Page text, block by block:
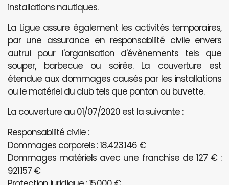
installations nautiques.
La Ligue assure également les activités temporaires,
par une assurance en responsabilité civile envers
autrui pour l'organisation d'évènements tels que
souper, barbecue ou soirée. La couverture est
étendue aux dommages causés par les installations
ou le matériel du club tels que ponton ou buvette.
La couverture au 01/07/2020 est la suivante :
Responsabilité civile :
Dommages corporels : 18.423.146 €
Dommages matériels avec une franchise de 127 € :
921.157 €